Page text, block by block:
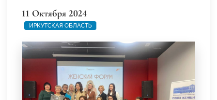
11 Октября 2024
ИРКУТСКАЯ ОБЛАСТЬ